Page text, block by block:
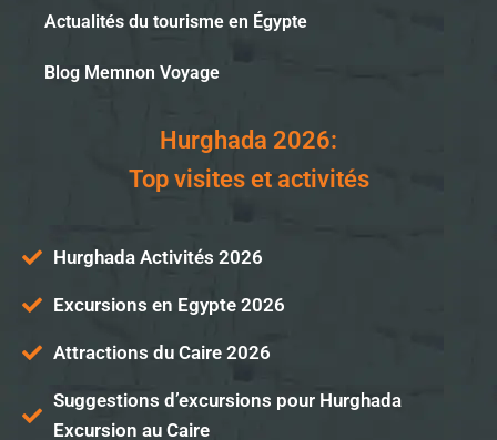
Actualités du tourisme en Égypte
Blog Memnon Voyage
Hurghada 2026:
Top visites et activités
Hurghada Activités 2026
Excursions en Egypte 2026
Attractions du Caire 2026
Suggestions d’excursions pour Hurghada
Excursion au Caire